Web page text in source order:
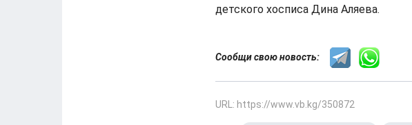
детского хосписа Дина Аляева.
Сообщи свою новость:
URL: https://www.vb.kg/350872